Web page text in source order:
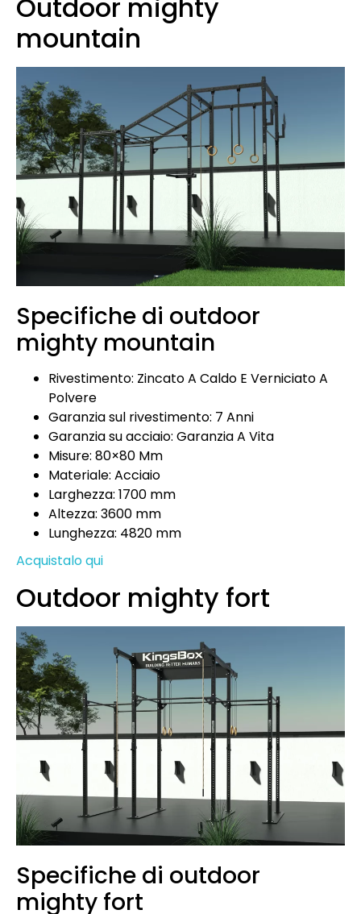
Outdoor mighty
mountain
Specifiche di outdoor
mighty mountain
Rivestimento: Zincato A Caldo E Verniciato A
Polvere
Garanzia sul rivestimento: 7 Anni
Garanzia su acciaio: Garanzia A Vita
Misure: 80×80 Mm
Materiale: Acciaio
Larghezza: 1700 mm
Altezza: 3600 mm
Lunghezza: 4820 mm
Acquistalo qui
Outdoor mighty fort
Specifiche di outdoor
mighty fort